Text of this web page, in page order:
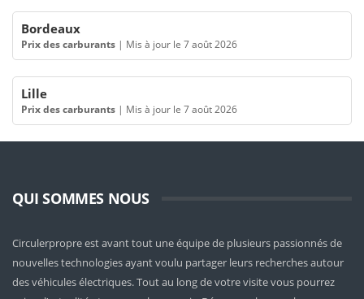
Bordeaux
Prix des carburants | Mis à jour le 7 août 2026
Lille
Prix des carburants | Mis à jour le 7 août 2026
QUI SOMMES NOUS
Circulerpropre est avant tout une équipe de plusieurs passionnés de
nouvelles technologies ayant voulu partager leurs recherches autour
des véhicules électriques. Tout au long de votre visite vous pourrez